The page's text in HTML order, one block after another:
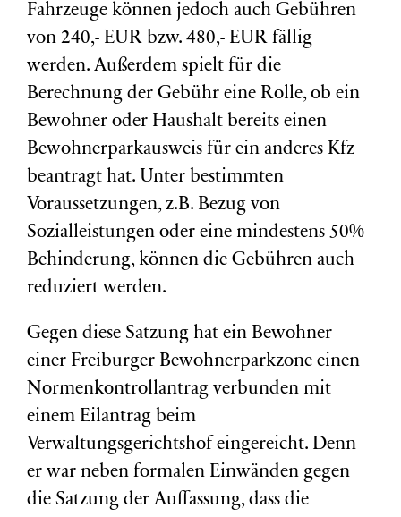
Fahrzeuge können jedoch auch Gebühren
von 240,- EUR bzw. 480,- EUR fällig
werden. Außerdem spielt für die
Berechnung der Gebühr eine Rolle, ob ein
Bewohner oder Haushalt bereits einen
Bewohnerparkausweis für ein anderes Kfz
beantragt hat. Unter bestimmten
Voraussetzungen, z.B. Bezug von
Sozialleistungen oder eine mindestens 50%
Behinderung, können die Gebühren auch
reduziert werden.
Gegen diese Satzung hat ein Bewohner
einer Freiburger Bewohnerparkzone einen
Normenkontrollantrag verbunden mit
einem Eilantrag beim
Verwaltungsgerichtshof eingereicht. Denn
er war neben formalen Einwänden gegen
die Satzung der Auffassung, dass die